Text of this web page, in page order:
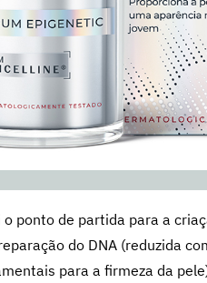
o ponto de partida para a
do DNA (reduzida
para a firmeza da